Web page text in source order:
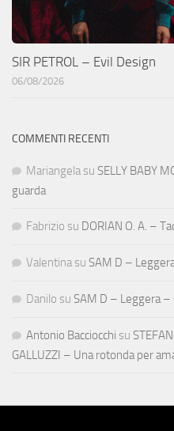
SIR PETROL – Evil Design
06/08/2026
COMMENTI RECENTI
Mariangela su SELLY BABY
guarda
Fabrizio su DORIAN O. A. –
Valentina su SAM D –
Danilo su SAM D – Leggera –
Antonio Bacciocchi su
GALLUZZI – Una rotonda per